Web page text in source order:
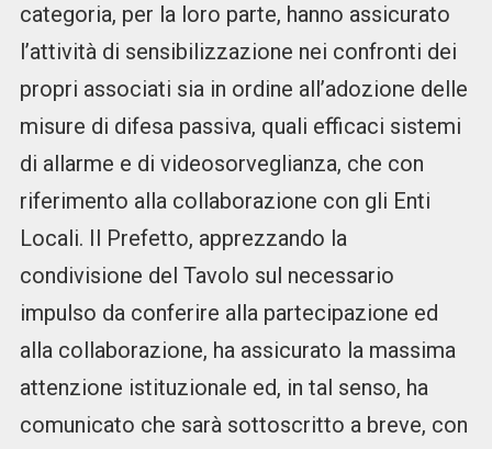
categoria, per la loro parte, hanno assicurato
l’attività di sensibilizzazione nei confronti dei
propri associati sia in ordine all’adozione delle
misure di difesa passiva, quali efficaci sistemi
di allarme e di videosorveglianza, che con
riferimento alla collaborazione con gli Enti
Locali. Il Prefetto, apprezzando la
condivisione del Tavolo sul necessario
impulso da conferire alla partecipazione ed
alla collaborazione, ha assicurato la massima
attenzione istituzionale ed, in tal senso, ha
comunicato che sarà sottoscritto a breve, con